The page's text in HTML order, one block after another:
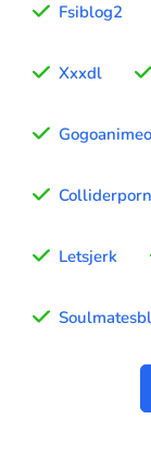
Fsiblog2
Xxxdl
Colliderporn
Letsjerk
Soulmatesbl